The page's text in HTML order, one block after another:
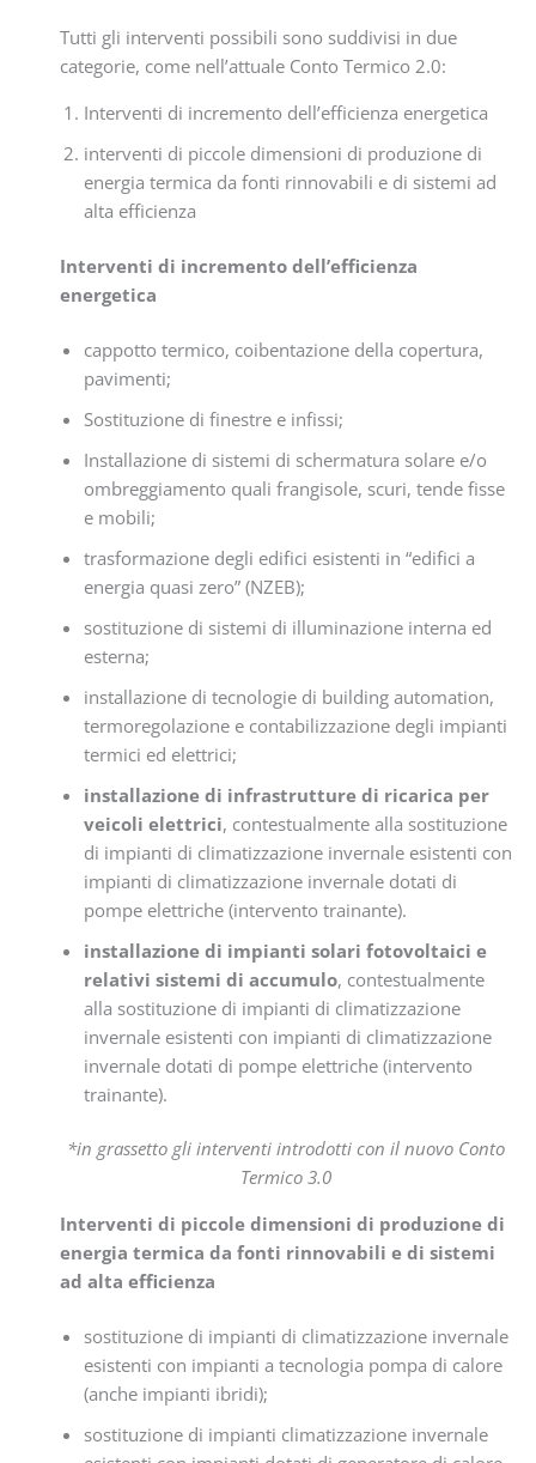
Tutti gli interventi possibili sono suddivisi in due
categorie, come nell’attuale Conto Termico 2.0:
Interventi di incremento dell’efficienza energetica
interventi di piccole dimensioni di produzione di
energia termica da fonti rinnovabili e di sistemi ad
alta efficienza
Interventi di incremento dell’efficienza
energetica
cappotto termico, coibentazione della copertura,
pavimenti;
Sostituzione di finestre e infissi;
Installazione di sistemi di schermatura solare e/o
ombreggiamento quali frangisole, scuri, tende fisse
e mobili;
trasformazione degli edifici esistenti in “edifici a
energia quasi zero” (NZEB);
sostituzione di sistemi di illuminazione interna ed
esterna;
installazione di tecnologie di building automation,
termoregolazione e contabilizzazione degli impianti
termici ed elettrici;
installazione di infrastrutture di ricarica per
veicoli elettrici, contestualmente alla sostituzione
di impianti di climatizzazione invernale esistenti con
impianti di climatizzazione invernale dotati di
pompe elettriche (intervento trainante).
installazione di impianti solari fotovoltaici e
relativi sistemi di accumulo, contestualmente
alla sostituzione di impianti di climatizzazione
invernale esistenti con impianti di climatizzazione
invernale dotati di pompe elettriche (intervento
trainante).
*in grassetto gli interventi introdotti con il nuovo Conto
Termico 3.0
Interventi di piccole dimensioni di produzione di
energia termica da fonti rinnovabili e di sistemi
ad alta efficienza
sostituzione di impianti di climatizzazione invernale
esistenti con impianti a tecnologia pompa di calore
(anche impianti ibridi);
sostituzione di impianti climatizzazione invernale